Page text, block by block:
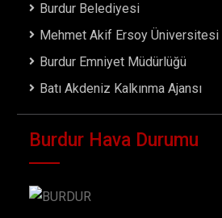
Burdur Belediyesi
Mehmet Akif Ersoy Üniversitesi
Burdur Emniyet Müdürlüğü
Batı Akdeniz Kalkınma Ajansı
Burdur Hava Durumu